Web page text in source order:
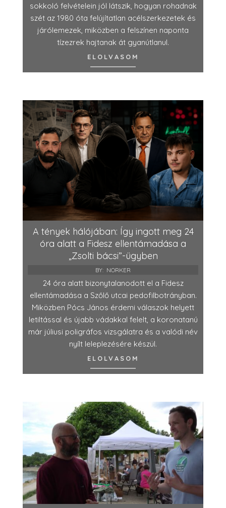
sokkoló felvételein jól látszik, hogyan rohadnak
szét az 1980 óta felújítatlan acélszerkezetek és
járólemezek, miközben a felszínen naponta
tízezrek hajtanak át gyanútlanul.
ELOLVASOM
A tények hálójában: Így ingott meg 24
óra alatt a Fidesz ellentámadása a
„Zsolti bácsi”-ügyben
BY: NORKER
24 óra alatt bizonytalanodott el a Fidesz
ellentámadása a Szőlő utcai pedofilbotrányban.
Miközben Pócs János érdemi válaszok helyett
letiltással és újabb vádakkal felelt, a koronatanú
már júliusi poligráfos vizsgálatra és a valódi név
nyílt leleplezésére készül.
ELOLVASOM